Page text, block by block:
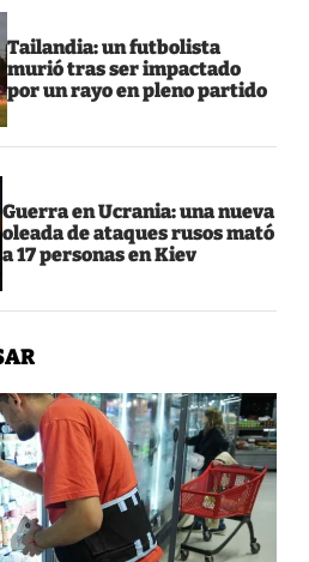
Tailandia: un futbolista
murió tras ser impactado
por un rayo en pleno partido
Guerra en Ucrania: una nueva
oleada de ataques rusos mató
a 17 personas en Kiev